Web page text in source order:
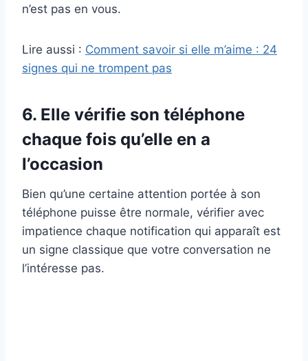
n’est pas en vous.
Lire aussi : Comment savoir si elle m’aime : 24
signes qui ne trompent pas
6. Elle vérifie son téléphone
chaque fois qu’elle en a
l’occasion
Bien qu’une certaine attention portée à son
téléphone puisse être normale, vérifier avec
impatience chaque notification qui apparaît est
un signe classique que votre conversation ne
l’intéresse pas.